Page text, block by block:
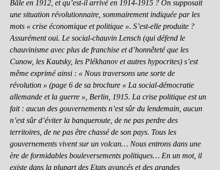
Bâle en 1912, et qu’est-il arrivé en 1914-1915 ? On supposait
une situation révolutionnaire, sommairement indiquée par les
mots « crise économique et politique ». S’est-elle produite ?
Assurément oui. Le social-chauvin Lensch (qui défend le
chauvinisme avec plus de franchise et d’honnêteté que les
Cunow, les Kautsky, les Plékhanov et autres hypocrites) s’est
même exprimé ainsi : « Nous traversons une sorte de
révolution » (page 6 de sa brochure « La social-démocratie
allemande et la guerre », Berlin, 1915. La crise politique est un
fait : aucun des gouvernements n’est sûr du lendemain, aucun
n’est sûr d’éviter la banqueroute, de ne pas perdre des
territoires, de ne pas être chassé de son pays. Tous les
gouvernements vivent sur un volcan… Nous entrons dans une
ère de formidables bouleversements politiques… En un mot, il
existe dans la plupart des Etats avancés et des grandes